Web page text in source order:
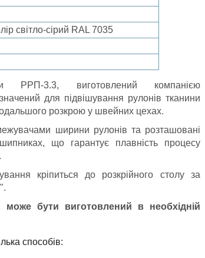
світло-сірий RAL 7035
РРП-3.3, виготовлений компанією
для підвішування рулонів тканини
розкрою у швейних цехах.
ширини рулонів та розташовані
що гарантує плавність процесу
кріпиться до розкрійного столу за
може бути виготовлений в необхідній
способів: